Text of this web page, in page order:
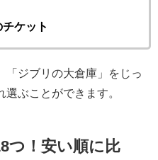
チケット
「ジブリの大倉庫」をじっ
ぶことができます。
つ！安い順に比